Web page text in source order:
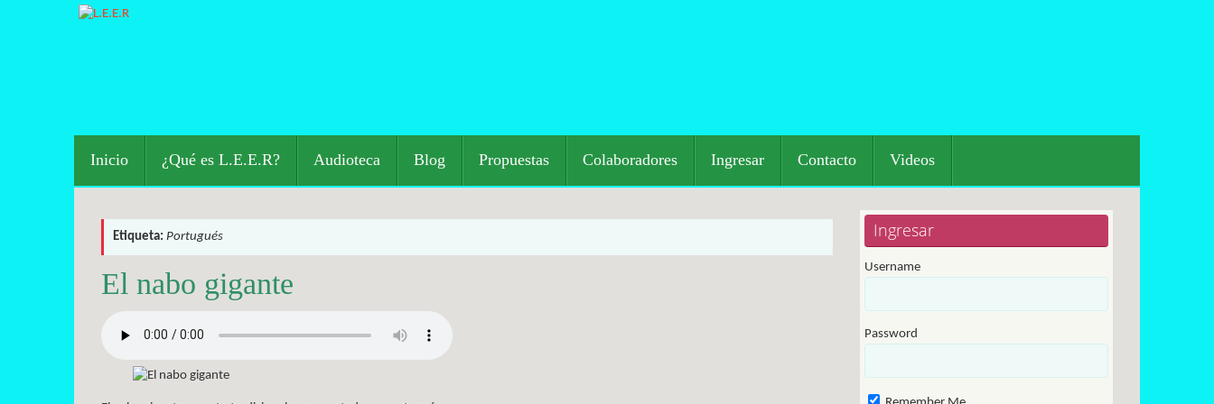
Inicio ¿Qué es L.E.E.R? Audioteca Blog Propuestas Colaboradores Ingresar Contacto Videos
Etiqueta: Portugués
El nabo gigante
Ingresar
Username
Password